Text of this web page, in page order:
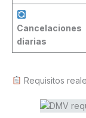
Cancelaciones
diarias
Requisitos